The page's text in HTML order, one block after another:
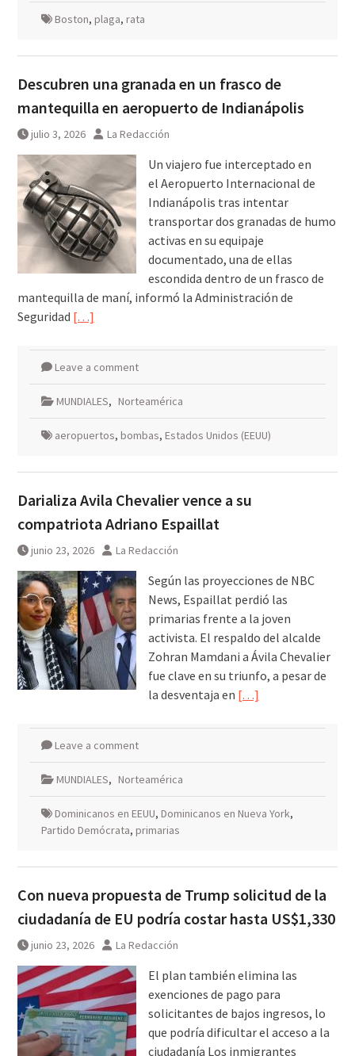
Boston, plaga, rata
Descubren una granada en un frasco de
mantequilla en aeropuerto de Indianápolis
julio 3, 2026 La Redacción
Un viajero fue interceptado en
el Aeropuerto Internacional de
Indianápolis tras intentar
transportar dos granadas de humo
activas en su equipaje
documentado, una de ellas
escondida dentro de un frasco de
mantequilla de maní, informó la Administración de
Seguridad […]
Leave a comment
MUNDIALES, Norteamérica
aeropuertos, bombas, Estados Unidos (EEUU)
Darializa Avila Chevalier vence a su
compatriota Adriano Espaillat
junio 23, 2026 La Redacción
Según las proyecciones de NBC
News, Espaillat perdió las
primarias frente a la joven
activista. El respaldo del alcalde
Zohran Mamdani a Ávila Chevalier
fue clave en su triunfo, a pesar de
la desventaja en […]
Leave a comment
MUNDIALES, Norteamérica
Dominicanos en EEUU, Dominicanos en Nueva York,
Partido Demócrata, primarias
Con nueva propuesta de Trump solicitud de la
ciudadanía de EU podría costar hasta US$1,330
junio 23, 2026 La Redacción
El plan también elimina las
exenciones de pago para
solicitantes de bajos ingresos, lo
que podría dificultar el acceso a la
ciudadanía Los inmigrantes